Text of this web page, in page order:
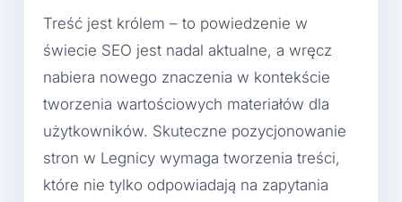
Treść jest królem – to powiedzenie w
świecie SEO jest nadal aktualne, a wręcz
nabiera nowego znaczenia w kontekście
tworzenia wartościowych materiałów dla
użytkowników. Skuteczne pozycjonowanie
stron w Legnicy wymaga tworzenia treści,
które nie tylko odpowiadają na zapytania